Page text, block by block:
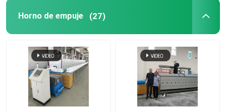
Horno de elevación
horno de la carretilla
Horno de horno rotatorio
Horno de empuje (27)